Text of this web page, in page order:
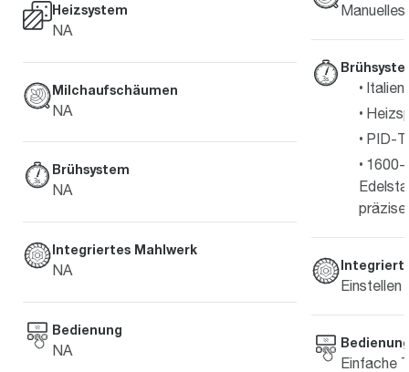
Heizsystem
NA
Milchaufschäumen
NA
Brühsystem
NA
Integriertes Mahlwerk
NA
Bedienung
NA
PID-
1600-
Einstellen
Einfache